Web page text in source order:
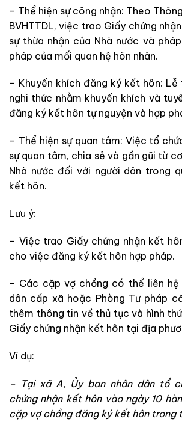
– Thể hiện sự công nhận: Theo
BVHTTDL, việc trao Giấy chứng
sự thừa nhận của Nhà nước và
pháp của mối quan hệ hôn nhân.
– Khuyến khích đăng ký kết hôn:
nghi thức nhằm khuyến khích và
đăng ký kết hôn tự nguyện và hợp
– Thể hiện sự quan tâm: Việc tổ
sự quan tâm, chia sẻ và gần gũi từ
Nhà nước đối với người dân trong
kết hôn.
Lưu ý:
– Việc trao Giấy chứng nhận kết
cho việc đăng ký kết hôn hợp pháp.
– Các cặp vợ chồng có thể liên hệ
dân cấp xã hoặc Phòng Tư pháp
thêm thông tin về thủ tục và hình
Giấy chứng nhận kết hôn tại địa
Ví dụ:
– Tại xã A, Ủy ban nhân dân tổ
chứng nhận kết hôn vào ngày 10
cặp vợ chồng đăng ký kết hôn trong